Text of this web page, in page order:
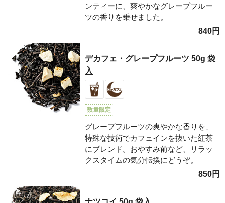
ンティーに、爽やかなグレープフルー
ツの香りを乗せました。
840円
デカフェ・グレープフルーツ 50g 袋
入
数量限定
グレープフルーツの爽やかな香りを、
特殊な技術でカフェインを抜いた紅茶
にブレンド。おやすみ前など、リラッ
クスタイムの気分転換にどうぞ。
850円